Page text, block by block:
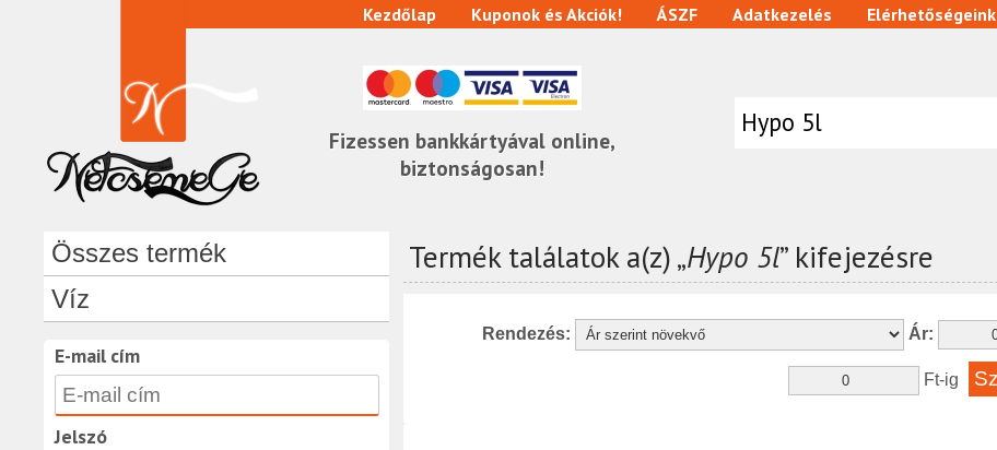
Fizessen bankkártyával online,
biztonságosan!
Kezdőlap Kuponok és Akciók! ÁSZF Adatkezelés Elérhetőségeink
Összes termék
Víz
E-mail cím
Jelszó
Termék találatok a(z) „Hypo 5l” kifejezésre
Rendezés: Ár:
Ft-ig